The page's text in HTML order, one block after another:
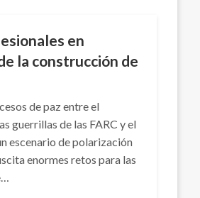
en
la construcción de
de paz entre el
guerrillas de las FARC y el
escenario de polarización
enormes retos para las